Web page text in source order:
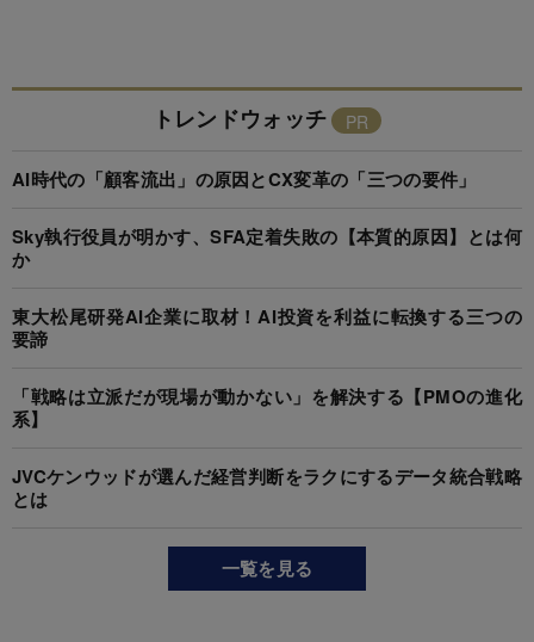
トレンドウォッチ
AI時代の「顧客流出」の原因とCX変革の「三つの要件」
Sky執行役員が明かす、SFA定着失敗の【本質的原因】とは何
か
東大松尾研発AI企業に取材！AI投資を利益に転換する三つの
要諦
「戦略は立派だが現場が動かない」を解決する【PMOの進化
系】
JVCケンウッドが選んだ経営判断をラクにするデータ統合戦略
とは
一覧を見る